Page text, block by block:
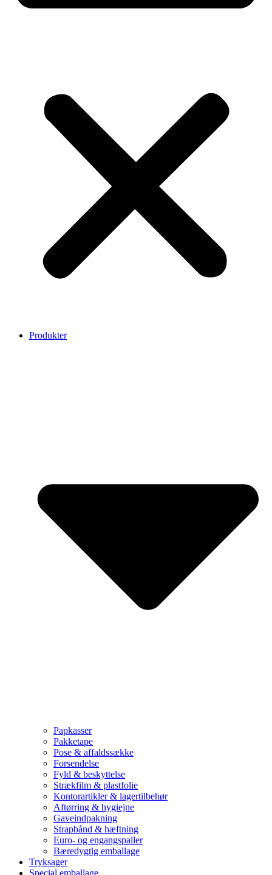
Produkter
Papkasser
Pakketape
Pose & affaldssække
Forsendelse
Fyld & beskyttelse
Strækfilm & plastfolie
Kontorartikler & lagertilbehør
Aftørring & hygiejne
Gaveindpakning
Strapbånd & hæftning
Euro- og engangspaller
Bæredygtig emballage
Tryksager